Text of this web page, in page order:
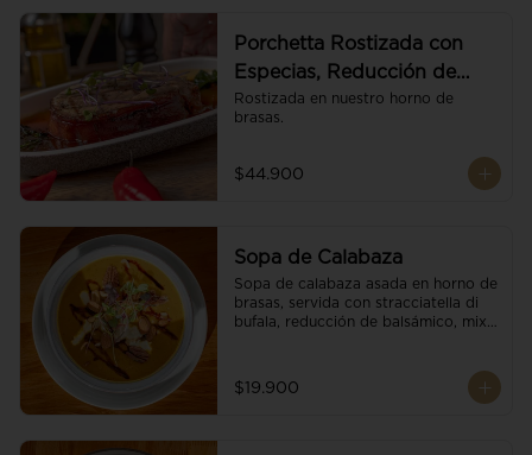
Porchetta Rostizada con
Especias, Reducción de
Panela y Vino
Rostizada en nuestro horno de
brasas.
$44.900
Sopa de Calabaza
Sopa de calabaza asada en horno de
brasas, servida con stracciatella di
bufala, reducción de balsámico, mix
$19.900